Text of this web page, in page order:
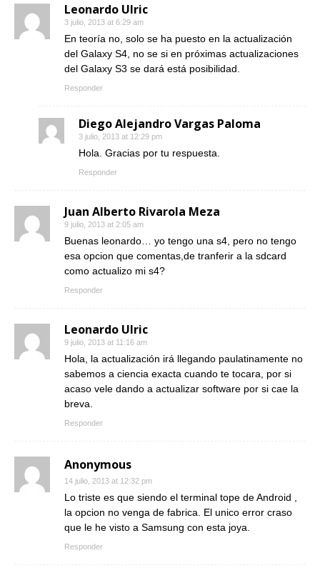
Leonardo Ulric
3 julio, 2013 at 6:29 am
En teoría no, solo se ha puesto en la actualización
del Galaxy S4, no se si en próximas actualizaciones
del Galaxy S3 se dará está posibilidad.
Responder
Diego Alejandro Vargas Paloma
3 julio, 2013 at 12:29 pm
Hola. Gracias por tu respuesta.
Responder
Juan Alberto Rivarola Meza
9 julio, 2013 at 2:05 am
Buenas leonardo… yo tengo una s4, pero no tengo
esa opcion que comentas,de tranferir a la sdcard
como actualizo mi s4?
Responder
Leonardo Ulric
9 julio, 2013 at 11:16 am
Hola, la actualización irá llegando paulatinamente no
sabemos a ciencia exacta cuando te tocara, por si
acaso vele dando a actualizar software por si cae la
breva.
Responder
Anonymous
14 julio, 2013 at 12:32 pm
Lo triste es que siendo el terminal tope de Android ,
la opcion no venga de fabrica. El unico error craso
que le he visto a Samsung con esta joya.
Responder